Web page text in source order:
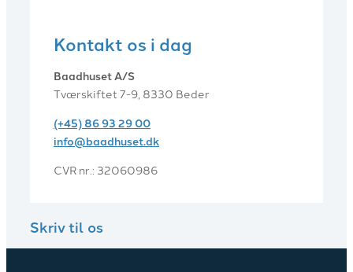
Kontakt os i dag
Baadhuset A/S
Tværskiftet 7-9, 8330 Beder
(+45) 86 93 29 00
info@baadhuset.dk​
CVR nr.: 32060986
Skriv til os